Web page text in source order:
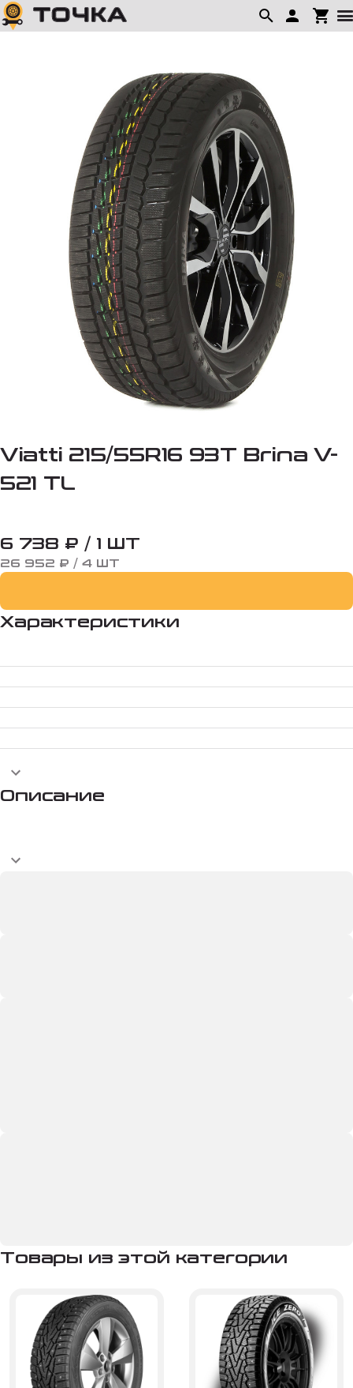
Viatti 215/55R16 93T Brina V-
521 TL
6 738 ₽ / 1 ШТ
26 952 ₽ / 4 ШТ
Характеристики
Описание
Товары из этой категории